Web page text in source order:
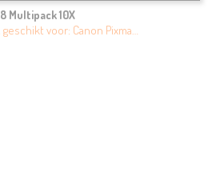
Multipack 10X
voor: Canon Pixma…